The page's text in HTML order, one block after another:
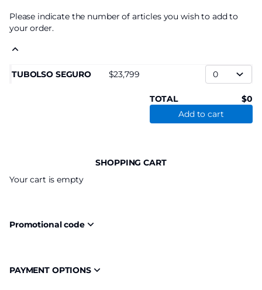
Please indicate the number of articles you wish to add to
your order.
TUBOLSO SEGURO 23,799
TOTAL
0
Add to cart
SHOPPING CART
Your cart is empty
Promotional code
PAYMENT OPTIONS